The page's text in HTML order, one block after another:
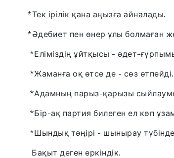
*Тек ірілік қана аңызға айналады.
*Əдебиет пен өнер ұлы болмаған
*Еліміздің ұйтқысы - əдет-
*Жаманға оқ өтсе де - сөз өтпейді.
*Адамның парыз-қарызы
*Бір-ақ партия билеген ел көп
*Шындық тəңірі - шынырау түбінде
Бақыт деген еркіндік.